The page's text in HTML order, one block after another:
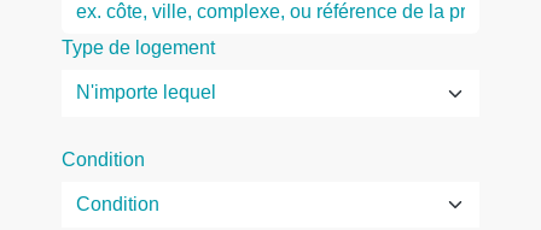
Type de logement
Condition